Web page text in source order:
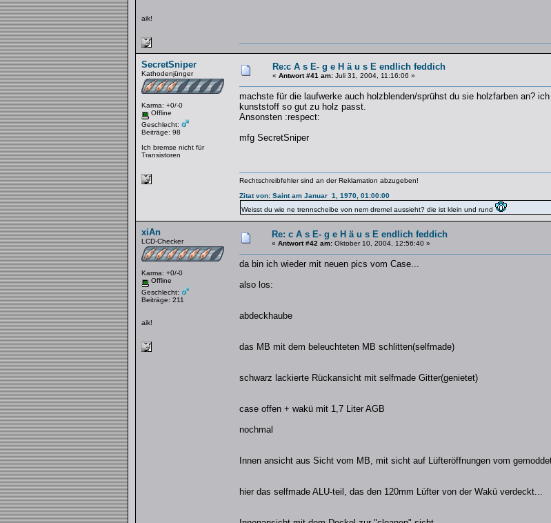
aik!
SecretSniper
Kathodenjünger
Karma: +0/-0
Offline
Geschlecht:
Beiträge: 98
Ich bremse nicht für
Transistoren
Re:c A s E- g e H ä u s E endlich feddich
« Antwort #41 am:Juli 31, 2004, 11:16:06 »
machste für die laufwerke auch holzblenden/sprühst du sie holzfarben an?
kunststoff so gut zu holz passt.
Ansonsten :respect:
mfg SecretSniper
Rechtschreibfehler sind an der Reklamation abzugeben!
Zitat von: Saint am Januar 1, 1970, 01:00:00
Weisst du wie ne trennscheibe von nem dremel aussieht? die ist klein und rund
xiAn
LCD-Checker
Karma: +0/-0
Offline
Geschlecht:
Beiträge: 211
aik!
Re: c A s E- g e H ä u s E endlich feddich
« Antwort #42 am:Oktober 10, 2004, 12:56:40 »
da bin ich wieder mit neuen pics vom Case...
also los:
abdeckhaube
das MB mit dem beleuchteten MB schlitten(selfmade)
schwarz lackierte Rückansicht mit selfmade Gitter(genietet)
case offen + wakü mit 1,7 Liter AGB
nochmal
Innen ansicht aus Sicht vom MB, mit sicht auf Lüfteröffnungen vom
hier das selfmade ALU-teil, das den 120mm Lüfter von der Wakü verdeckt...